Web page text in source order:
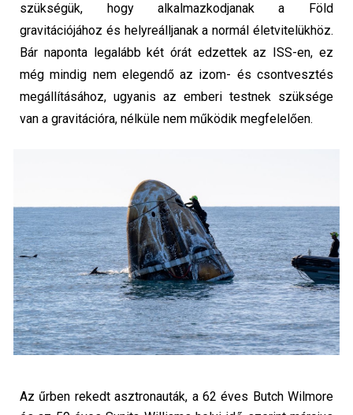
szükségük, hogy alkalmazkodjanak a Föld
gravitációjához és helyreálljanak a normál életvitelükhöz.​
Bár naponta legalább két órát edzettek az ISS-en, ez
még mindig nem elegendő az izom- és csontvesztés
megállításához, ugyanis az emberi testnek szüksége
van a gravitációra, nélküle nem működik megfelelően.
Az űrben rekedt asztronauták, a 62 éves Butch Wilmore